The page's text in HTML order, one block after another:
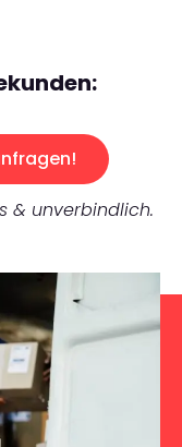
& unverbindlich.